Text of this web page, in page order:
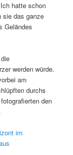
hatte schon
sie das ganze
Geländes
werden würde.
am
durchs
den